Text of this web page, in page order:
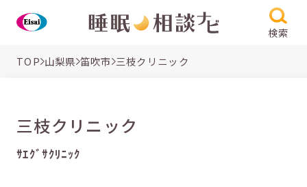
検索
TOP 山梨県 笛吹市 三枝クリニック
三枝クリニック
ｻｴｸﾞｻｸﾘﾆｯｸ